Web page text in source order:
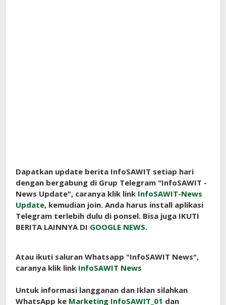
Dapatkan update berita InfoSAWIT setiap hari
dengan bergabung di Grup Telegram "InfoSAWIT -
News Update", caranya klik link InfoSAWIT-News
Update, kemudian join. Anda harus install aplikasi
Telegram terlebih dulu di ponsel. Bisa juga IKUTI
BERITA LAINNYA DI GOOGLE NEWS.
Atau ikuti saluran Whatsapp "InfoSAWIT News",
caranya klik link InfoSAWIT News
Untuk informasi langganan dan Iklan silahkan
WhatsApp ke Marketing InfoSAWIT_01 dan